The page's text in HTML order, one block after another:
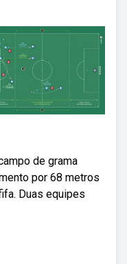
de grama
por 68 metros
Duas equipes